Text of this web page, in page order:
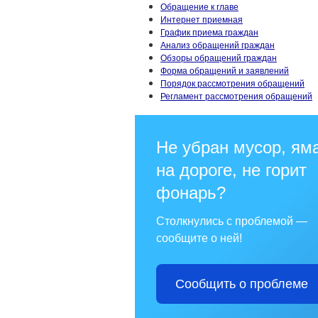
Обращение к главе
Интернет приемная
График приема граждан
Анализ обращений граждан
Обзоры обращений граждан
Форма обращений и заявлений
Порядок рассмотрения обращений
Регламент рассмотрения обращений
Не убран мусор,
на дороге, не горит
фонарь?
Столкнулись с проблемой —
сообщите о ней!
Сообщить о проблеме